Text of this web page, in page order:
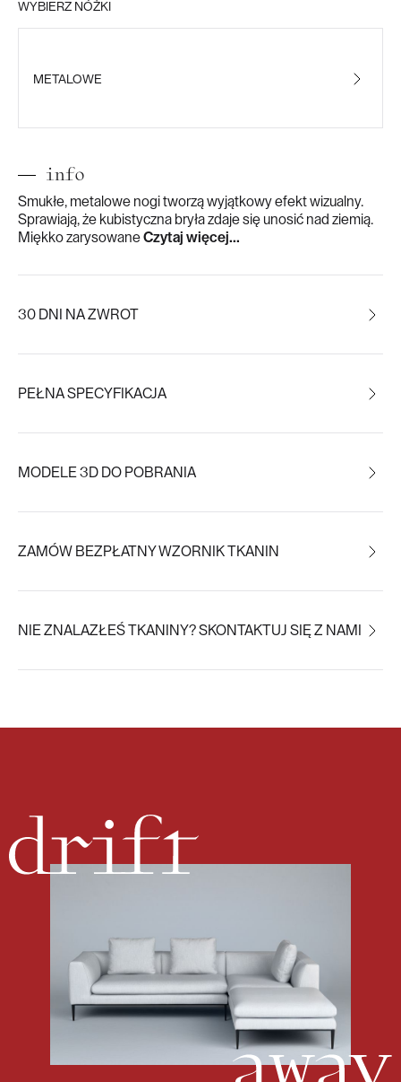
info
Smukłe, metalowe nogi tworzą wyjątkowy efekt wizualny.
Sprawiają, że kubistyczna bryła zdaje się unosić nad ziemią.
Miękko zarysowaneCzytaj więcej...
WYBIERZ NÓŻKI
METALOWE
30 DNI NA ZWROT
PEŁNA SPECYFIKACJA
MODELE 3D DO POBRANIA
ZAMÓW BEZPŁATNY WZORNIK TKANIN
NIE ZNALAZŁEŚ TKANINY? SKONTAKTUJ SIĘ Z NAMI